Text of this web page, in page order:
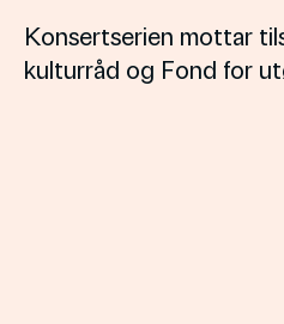
Konsertserien mottar
kulturråd og Fond for